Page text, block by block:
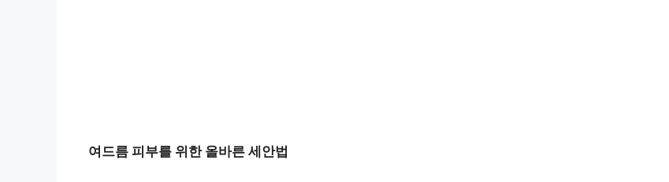
여드름 피부를 위한 올바른 세안법